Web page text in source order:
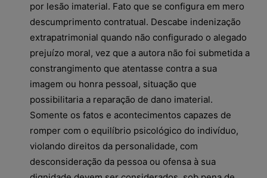
por lesão imaterial. Fato que se configura em mero
descumprimento contratual. Descabe indenização
extrapatrimonial quando não configurado o alegado
prejuízo moral, vez que a autora não foi submetida a
constrangimento que atentasse contra a sua
imagem ou honra pessoal, situação que
possibilitaria a reparação de dano imaterial.
Somente os fatos e acontecimentos capazes de
romper com o equilíbrio psicológico do indivíduo,
violando direitos da personalidade, com
desconsideração da pessoa ou ofensa à sua